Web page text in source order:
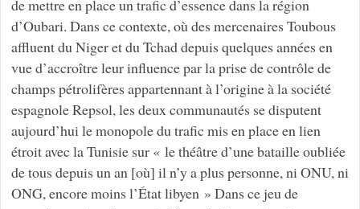
de mettre en place un trafic d’essence dans la région
d’Oubari. Dans ce contexte, où des mercenaires Toubous
affluent du Niger et du Tchad depuis quelques années en
vue d’accroître leur influence par la prise de contrôle de
champs pétrolifères appartennant à l’origine à la société
espagnole Repsol, les deux communautés se disputent
aujourd’hui le monopole du trafic mis en place en lien
étroit avec la Tunisie sur « le théâtre d’une bataille oubliée
de tous depuis un an [où] il n’y a plus personne, ni ONU, ni
ONG, encore moins l’État libyen » Dans ce jeu de